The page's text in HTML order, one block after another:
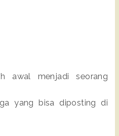
awal menjadi seorang
yang bisa diposting di